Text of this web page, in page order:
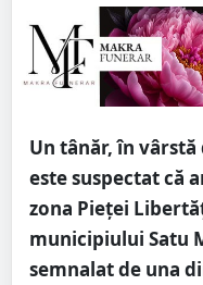
Un tânăr, în
este suspectat că
zona Pieței
municipiului Satu
semnalat de una